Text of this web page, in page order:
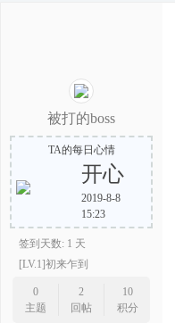
被打的boss
TA的每日心情
开心
2019-8-8
15:23
签到天数: 1 天
[LV.1]初来乍到
0
主题
2
回帖
10
积分